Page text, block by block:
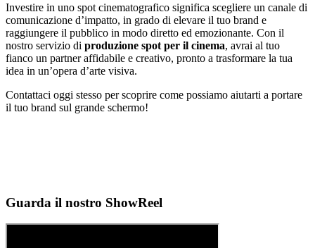
Investire in uno spot cinematografico significa scegliere un canale di
comunicazione d’impatto, in grado di elevare il tuo brand e
raggiungere il pubblico in modo diretto ed emozionante. Con il
nostro servizio di produzione spot per il cinema, avrai al tuo
fianco un partner affidabile e creativo, pronto a trasformare la tua
idea in un’opera d’arte visiva.
Contattaci oggi stesso per scoprire come possiamo aiutarti a portare
il tuo brand sul grande schermo!
Guarda il nostro ShowReel